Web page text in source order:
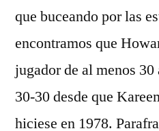
que buceando por las
encontramos que
jugador de al menos
30-30 desde que
hiciese en 1978.